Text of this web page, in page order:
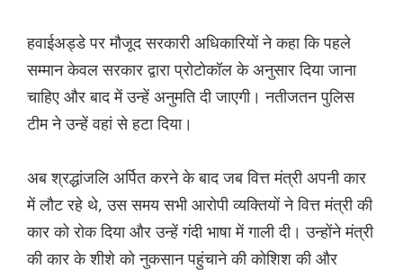
हवाईअड्डे पर मौजूद सरकारी अधिकारियों ने कहा कि पहले
सम्मान केवल सरकार द्वारा प्रोटोकॉल के अनुसार दिया जाना
चाहिए और बाद में उन्हें अनुमति दी जाएगी। नतीजतन पुलिस
टीम ने उन्हें वहां से हटा दिया।
अब श्रद्धांजलि अर्पित करने के बाद जब वित्त मंत्री अपनी कार
में लौट रहे थे, उस समय सभी आरोपी व्यक्तियों ने वित्त मंत्री की
कार को रोक दिया और उन्हें गंदी भाषा में गाली दी। उन्होंने मंत्री
की कार के शीशे को नुकसान पहुंचाने की कोशिश की और